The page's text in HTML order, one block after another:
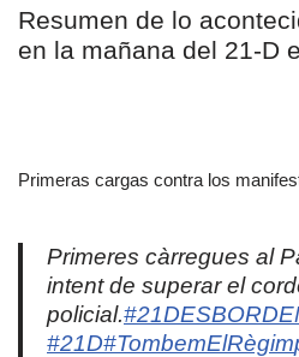
Resumen de lo
en la mañana del 21-D
Primeras cargas contra los
Primeres càrregues al
intent de superar el
policial.
#21D#TombemElRègim